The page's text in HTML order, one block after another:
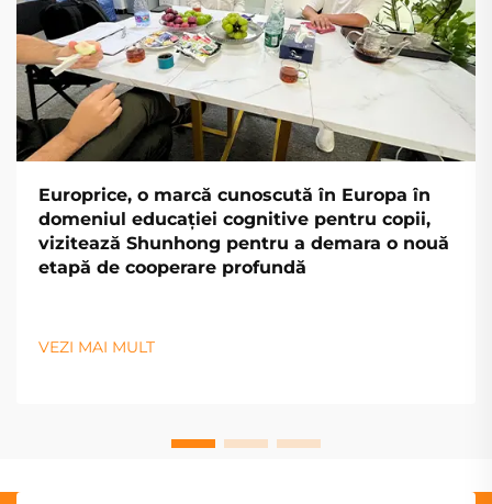
Europrice, o marcă cunoscută în Europa în
domeniul educației cognitive pentru copii,
vizitează Shunhong pentru a demara o nouă
etapă de cooperare profundă
VEZI MAI MULT